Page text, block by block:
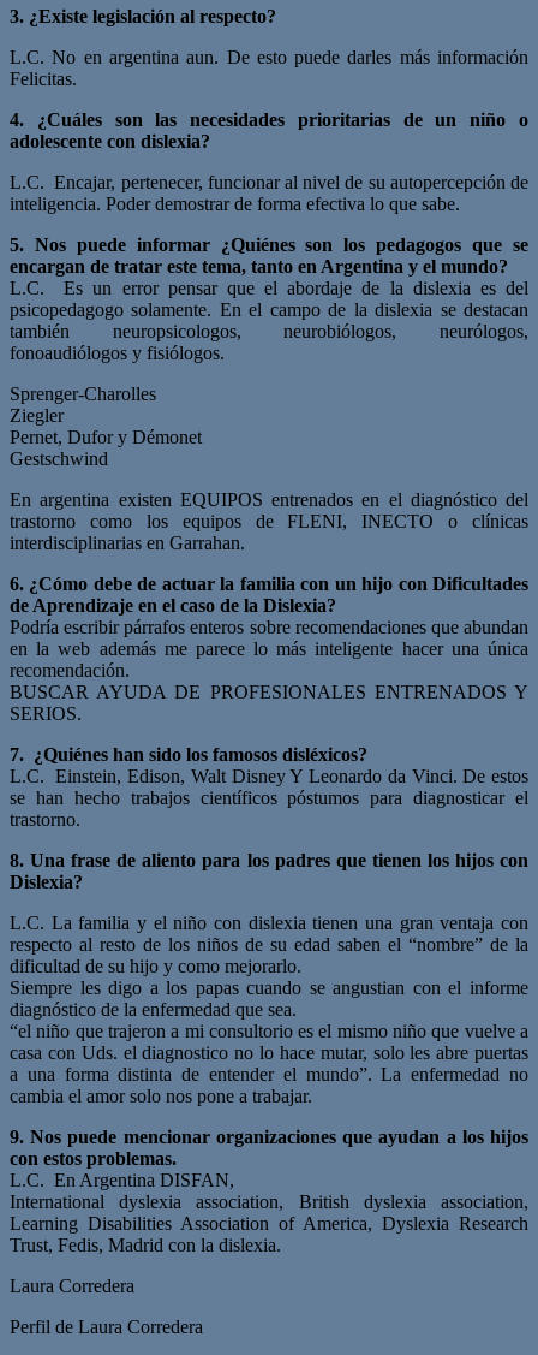
3. ¿Existe legislación al respecto?
L.C. No en argentina aun. De esto puede darles más información
Felicitas.
4. ¿Cuáles son las necesidades prioritarias de un niño o
adolescente con dislexia?
L.C. Encajar, pertenecer, funcionar al nivel de su autopercepción de
inteligencia. Poder demostrar de forma efectiva lo que sabe.
5. Nos puede informar ¿Quiénes son los pedagogos que se
encargan de tratar este tema, tanto en Argentina y el mundo?
L.C. Es un error pensar que el abordaje de la dislexia es del
psicopedagogo solamente. En el campo de la dislexia se destacan
también neuropsicologos, neurobiólogos, neurólogos,
fonoaudiólogos y fisiólogos.
Sprenger-Charolles
Ziegler
Pernet, Dufor y Démonet
Gestschwind
En argentina existen EQUIPOS entrenados en el diagnóstico del
trastorno como los equipos de FLENI, INECTO o clínicas
interdisciplinarias en Garrahan.
6. ¿Cómo debe de actuar la familia con un hijo con Dificultades
de Aprendizaje en el caso de la Dislexia?
Podría escribir párrafos enteros sobre recomendaciones que abundan
en la web además me parece lo más inteligente hacer una única
recomendación.
BUSCAR AYUDA DE PROFESIONALES ENTRENADOS Y
SERIOS.
7. ¿Quiénes han sido los famosos disléxicos?
L.C. Einstein, Edison, Walt Disney Y Leonardo da Vinci. De estos
se han hecho trabajos científicos póstumos para diagnosticar el
trastorno.
8. Una frase de aliento para los padres que tienen los hijos con
Dislexia?
L.C. La familia y el niño con dislexia tienen una gran ventaja con
respecto al resto de los niños de su edad saben el “nombre” de la
dificultad de su hijo y como mejorarlo.
Siempre les digo a los papas cuando se angustian con el informe
diagnóstico de la enfermedad que sea.
“el niño que trajeron a mi consultorio es el mismo niño que vuelve a
casa con Uds. el diagnostico no lo hace mutar, solo les abre puertas
a una forma distinta de entender el mundo”. La enfermedad no
cambia el amor solo nos pone a trabajar.
9. Nos puede mencionar organizaciones que ayudan a los hijos
con estos problemas.
L.C. En Argentina DISFAN,
International dyslexia association, British dyslexia association,
Learning Disabilities Association of America, Dyslexia Research
Trust, Fedis, Madrid con la dislexia.
Laura Corredera
Perfil de Laura Corredera